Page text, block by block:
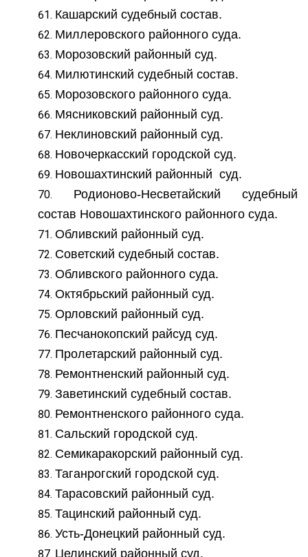
Кашарский судебный состав.
Миллеровского районного суда.
Морозовский районный суд.
Милютинский судебный состав.
Морозовского районного суда.
Мясниковский районный суд.
Неклиновский районный суд.
Новочеркасский городской суд.
Новошахтинский районный суд.
Родионово-Несветайский судебный
состав Новошахтинского районного суда.
Обливский районный суд.
Советский судебный состав.
Обливского районного суда.
Октябрьский районный суд.
Орловский районный суд.
Песчанокопский райсуд суд.
Пролетарский районный суд.
Ремонтненский районный суд.
Заветинский судебный состав.
Ремонтненского районного суда.
Сальский городской суд.
Семикаракорский районный суд.
Таганрогский городской суд.
Тарасовский районный суд.
Тацинский районный суд.
Усть-Донецкий районный суд.
Целинский районный суд.